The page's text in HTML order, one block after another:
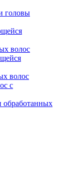
головы
волос
волос
с
обработанных